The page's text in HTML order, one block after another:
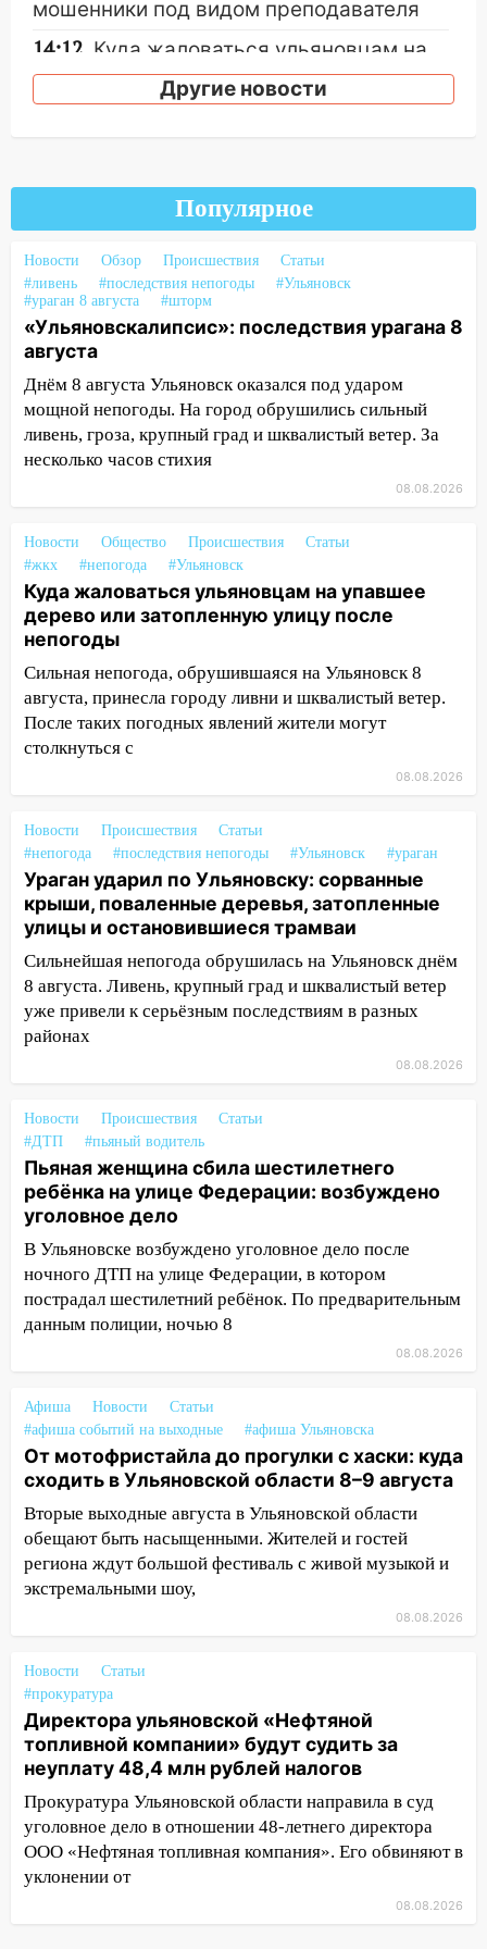
мошенники под видом преподавателя
14:12 Куда жаловаться ульяновцам на
упавшее дерево или затопленную улицу
после непогоды
строящегося дома
13:54 В мэрии Ульяновска рассказали,
как устраняют последствия мощного
шторма
13:49 Стихия продолжает крушить
Ульяновск: дерево рухнуло на дом на
Орджоникидзе
13:47 На Нижней Террасе мощным
ветром вырвало дерево с корнем
13:46 Сильный ветер сорвал крышу с
13:35
Непогода продолжает бить по
транспорту: в Ульяновске трамвай
сошёл с рельсов
13:22 Упавшие деревья перекрыли
дороги в Ульяновске: фото
13:17 Непогода в Ульяновске не
закончится сегодня: сильные ливни
сохранятся 9 августа
Трижды «брал в долг» без спроса:
знакомого 191 тысячу рублей
13:14
Ураган оторвал светофор на
проспекте Филатова в Ульяновске
13:12 Дерево пробило крышу дома на
Новгородской в Ульяновске и рухнуло
на электрощит
13:10 В Заволжском районе дерево
упало во дворе
Ураган ударил по Ульяновску:
затопленные улицы и остановившиеся
трамваи
12:17 Ульяновск накрыл крупный град:
после ливня город снова уходит под
12:12 Прокуратура взяла на контроль
ДТП с шестилетним ребёнком на улице
Федерации
Федерации: возбуждено уголовное дело
11:16 В Ульяновске ищут 37-летнего
мужчину, пропавшего ещё 19 июля
10:30 От мотофристайла до прогулки с
хаски: куда сходить в Ульяновской
области 8–9 августа
10:11
Директора ульяновской
«Нефтяной топливной компании» будут
налогов
09:28 Дети на дорогах: пострадали
велосипедисты, мотоциклисты и
пешеходы. Обзор крупных аварий в
Ульяновской области
08:30 Поджог со свечой, 16 сгоревших
домов и выстрел за водку
Другие новости
Популярное
Новости Обзор Происшествия
Статьи
#ливень
#последствия непогоды
#Ульяновск
#ураган 8 августа
#шторм
«Ульяновскалипсис»: последствия урагана 8
августа
Днём 8 августа Ульяновск оказался под ударом
мощной непогоды. На город обрушились сильный
ливень, гроза, крупный град и шквалистый ветер. За
несколько часов стихия
08.08.2026
Новости Общество Происшествия
Статьи
#жкх
#непогода #Ульяновск
Куда жаловаться ульяновцам на упавшее
дерево или затопленную улицу после
непогоды
Сильная непогода, обрушившаяся на Ульяновск 8
августа, принесла городу ливни и шквалистый ветер.
После таких погодных явлений жители могут
столкнуться с
08.08.2026
Новости Происшествия
Статьи
#непогода
#последствия непогоды #Ульяновск #ураган
Ураган ударил по Ульяновску: сорванные
крыши, поваленные деревья, затопленные
улицы и остановившиеся трамваи
Сильнейшая непогода обрушилась на Ульяновск днём
8 августа. Ливень, крупный град и шквалистый ветер
уже привели к серьёзным последствиям в разных
районах
08.08.2026
Новости Происшествия
Статьи
#ДТП
#пьяный водитель
Пьяная женщина сбила шестилетнего
ребёнка на улице Федерации: возбуждено
уголовное дело
В Ульяновске возбуждено уголовное дело после
ночного ДТП на улице Федерации, в котором
пострадал шестилетний ребёнок. По предварительным
данным полиции, ночью 8
08.08.2026
Афиша Новости
Статьи
#афиша событий на выходные
#афиша Ульяновска
От мотофристайла до прогулки с хаски: куда
сходить в Ульяновской области 8–9 августа
Вторые выходные августа в Ульяновской области
обещают быть насыщенными. Жителей и гостей
региона ждут большой фестиваль с живой музыкой и
экстремальными шоу,
08.08.2026
Новости
Статьи
#прокуратура
Директора ульяновской «Нефтяной
топливной компании» будут судить за
неуплату 48,4 млн рублей налогов
Прокуратура Ульяновской области направила в суд
уголовное дело в отношении 48-летнего директора
ООО «Нефтяная топливная компания». Его обвиняют в
уклонении от
08.08.2026